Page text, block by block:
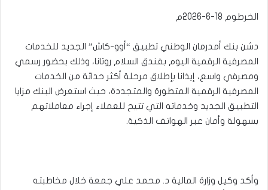
الخرطوم 18-6-2026م
دشن بنك أمدرمان الوطني تطبيق “أوو-كاش” الجديد للخدمات
المصرفية الرقمية اليوم بفندق السلام روتانا، وذلك بحضور رسمي
ومصرفي واسع، إيذانا بإطلاق مرحلة أكثر حداثة من الخدمات
المصرفية الرقمية المتطورة والمتجددة، حيث استعرض البنك مزايا
التطبيق الجديد وخدماته التي تتيح للعملاء إجراء معاملاتهم
بسهولة وأمان عبر الهواتف الذكية.
وأكد وكيل وزارة المالية د. محمد علي جمعة خلال مخاطبته